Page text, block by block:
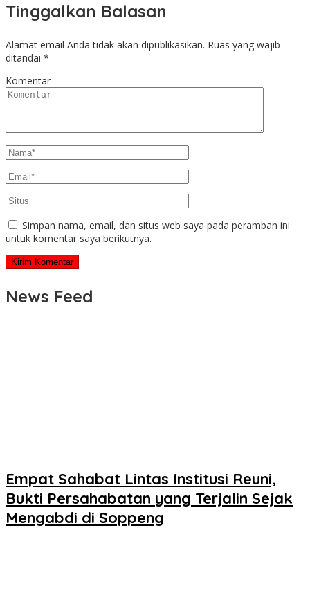
Tinggalkan Balasan
Alamat email Anda tidak akan dipublikasikan. Ruas yang wajib
ditandai *
Komentar
Simpan nama, email, dan situs web saya pada peramban ini
untuk komentar saya berikutnya.
News Feed
Empat Sahabat Lintas Institusi Reuni,
Bukti Persahabatan yang Terjalin Sejak
Mengabdi di Soppeng